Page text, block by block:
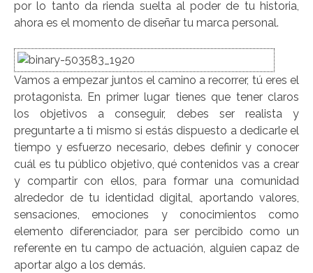
por lo tanto da rienda suelta al poder de tu historia,
ahora es el momento de diseñar tu marca personal.
Vamos a empezar juntos el camino a recorrer, tú eres el
protagonista. En primer lugar tienes que tener claros
los objetivos a conseguir, debes ser realista y
preguntarte a ti mismo si estás dispuesto a dedicarle el
tiempo y esfuerzo necesario, debes definir y conocer
cuál es tu público objetivo, qué contenidos vas a crear
y compartir con ellos, para formar una comunidad
alrededor de tu identidad digital, aportando valores,
sensaciones, emociones y conocimientos como
elemento diferenciador, para ser percibido como un
referente en tu campo de actuación, alguien capaz de
aportar algo a los demás.